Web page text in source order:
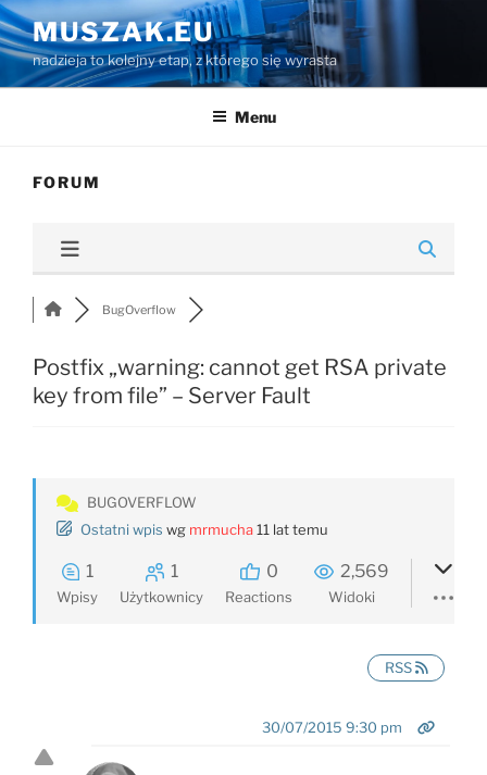
Przejdź
do
treści
MUSZAK.EU
nadzieja to kolejny etap, z którego się wyrasta
Menu
FORUM
BugOverflow
Postfix „warning: cannot get RSA private
key from file” – Server Fault
BUGOVERFLOW
Ostatni wpis wg mrmucha11 lat temu
1
Wpisy
1
Użytkownicy
0
Reactions
2,569
Widoki
RSS
30/07/2015 9:30 pm